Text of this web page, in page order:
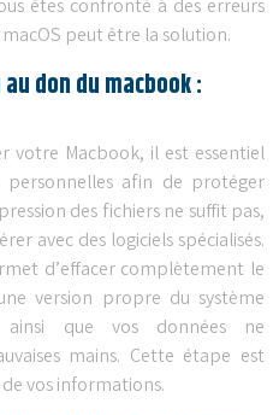
êtes confronté à des erreurs
peut être la solution.
don du macbook :
votre Macbook, il est essentiel
personnelles afin de protéger
des fichiers ne suffit pas,
avec des logiciels spécialisés.
d’effacer complètement le
version propre du système
ainsi que vos données ne
mains. Cette étape est
vos informations.